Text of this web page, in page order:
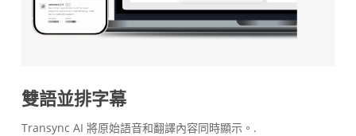
雙語並排字幕
Transync AI 將原始語音和翻譯內容同時顯示。.